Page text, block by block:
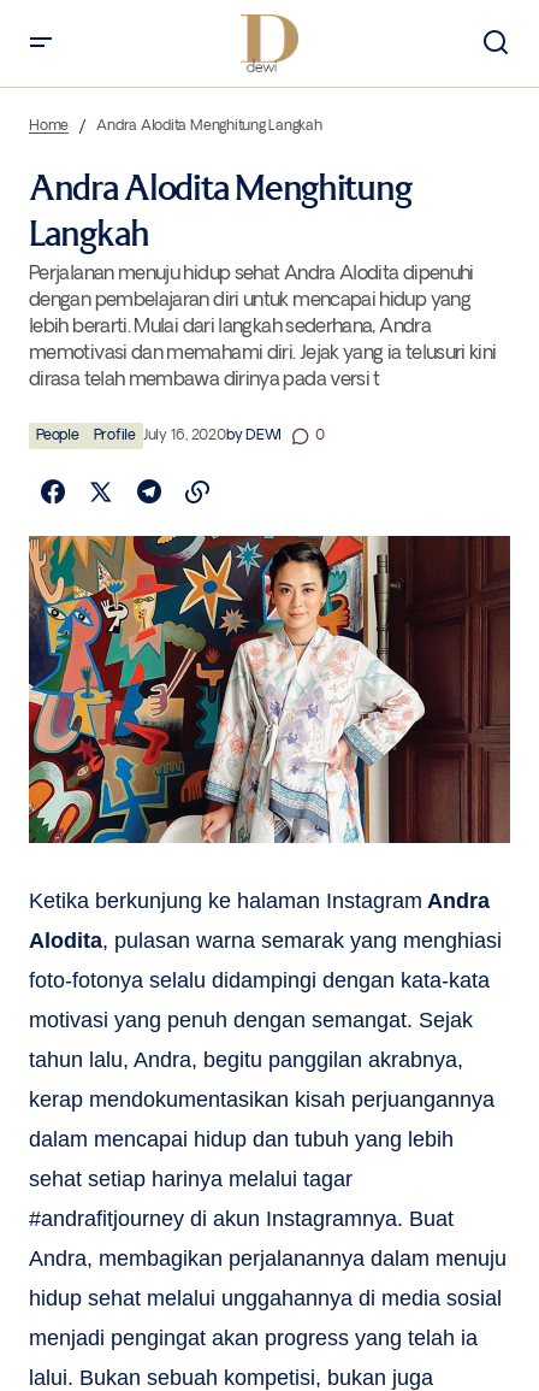
Home Andra Alodita Menghitung Langkah
Andra Alodita Menghitung
Langkah
Perjalanan menuju hidup sehat Andra Alodita dipenuhi
dengan pembelajaran diri untuk mencapai hidup yang
lebih berarti. Mulai dari langkah sederhana, Andra
memotivasi dan memahami diri. Jejak yang ia telusuri kini
dirasa telah membawa dirinya pada versi t
People Profile July 16, 2020byDEWI 0
Ketika berkunjung ke halaman Instagram Andra
Alodita, pulasan warna semarak yang menghiasi
foto-fotonya selalu didampingi dengan kata-kata
motivasi yang penuh dengan semangat. Sejak
tahun lalu, Andra, begitu panggilan akrabnya,
kerap mendokumentasikan kisah perjuangannya
dalam mencapai hidup dan tubuh yang lebih
sehat setiap harinya melalui tagar
#andrafitjourney di akun Instagramnya. Buat
Andra, membagikan perjalanannya dalam menuju
hidup sehat melalui unggahannya di media sosial
menjadi pengingat akan progress yang telah ia
lalui. Bukan sebuah kompetisi, bukan juga